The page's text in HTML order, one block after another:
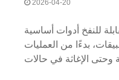
2026-04-20
للنفخ أدوات أساسية
بدءًا من العمليات
وحتى الإغاثة في حالات